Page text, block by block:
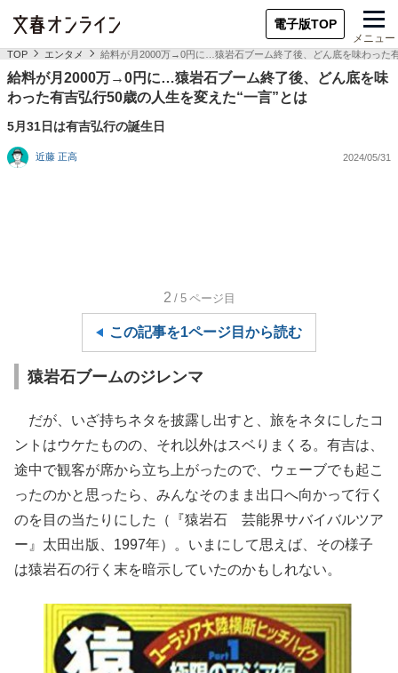
電子版TOP
メニュー
TOP エンタメ 給料が月2000万→0円に…猿岩石ブーム終了後、どん底を味わった
給料が月2000万→0円に…猿岩石ブーム終了後、どん底を味
わった有吉弘行50歳の人生を変えた“一言”とは
5月31日は有吉弘行の誕生日
近藤 正高 2024/05/31
2 /5 ページ目
この記事を1ページ目から読む
猿岩石ブームのジレンマ
だが、いざ持ちネタを披露し出すと、旅をネタにしたコ
ントはウケたものの、それ以外はスベりまくる。有吉は、
途中で観客が席から立ち上がったので、ウェーブでも起こ
ったのかと思ったら、みんなそのまま出口へ向かって行く
のを目の当たりにした（『猿岩石 芸能界サバイバルツア
ー』太田出版、1997年）。いまにして思えば、その様子
は猿岩石の行く末を暗示していたのかもしれない。